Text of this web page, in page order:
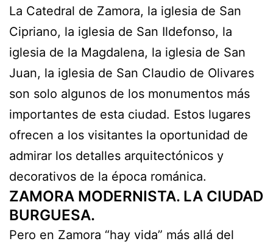
La Catedral de Zamora, la iglesia de San
Cipriano, la iglesia de San Ildefonso, la
iglesia de la Magdalena, la iglesia de San
Juan, la iglesia de San Claudio de Olivares
son solo algunos de los monumentos más
importantes de esta ciudad. Estos lugares
ofrecen a los visitantes la oportunidad de
admirar los detalles arquitectónicos y
decorativos de la época románica.
ZAMORA MODERNISTA. LA CIUDAD
BURGUESA.
Pero en Zamora “hay vida” más allá del